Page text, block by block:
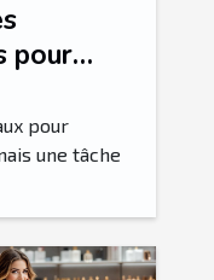
pour
?
pour
une tâche